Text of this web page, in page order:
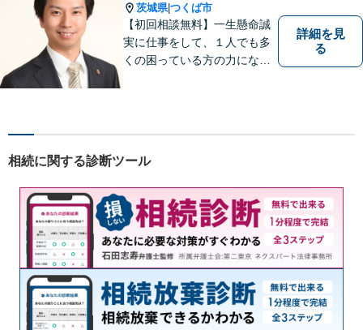
茨城県|つくば市
【初回相談無料】一生懸命誠
実に仕事をして、１人でも多
くの困っている方の力にな
事案かどうかも含め、私が親
ぜひご相談ください。
詳細を見
る
相続に関する診断ツール